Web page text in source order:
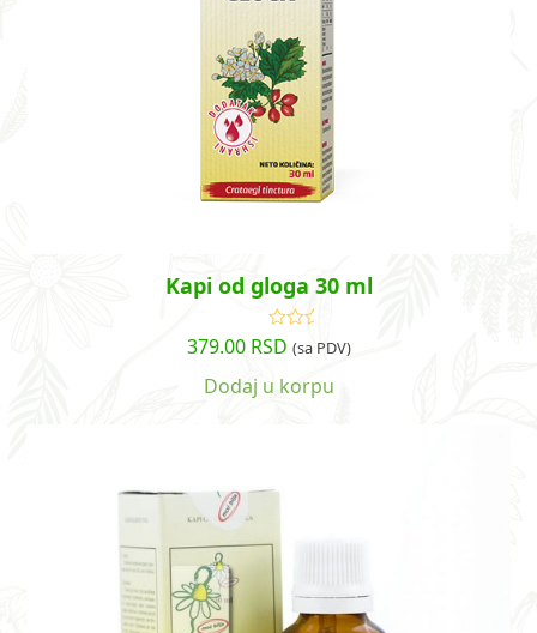
Kapi od gloga 30 ml
Ocenjeno
sa4.74od
379.00 RSD (sa PDV)
Dodaj u korpu